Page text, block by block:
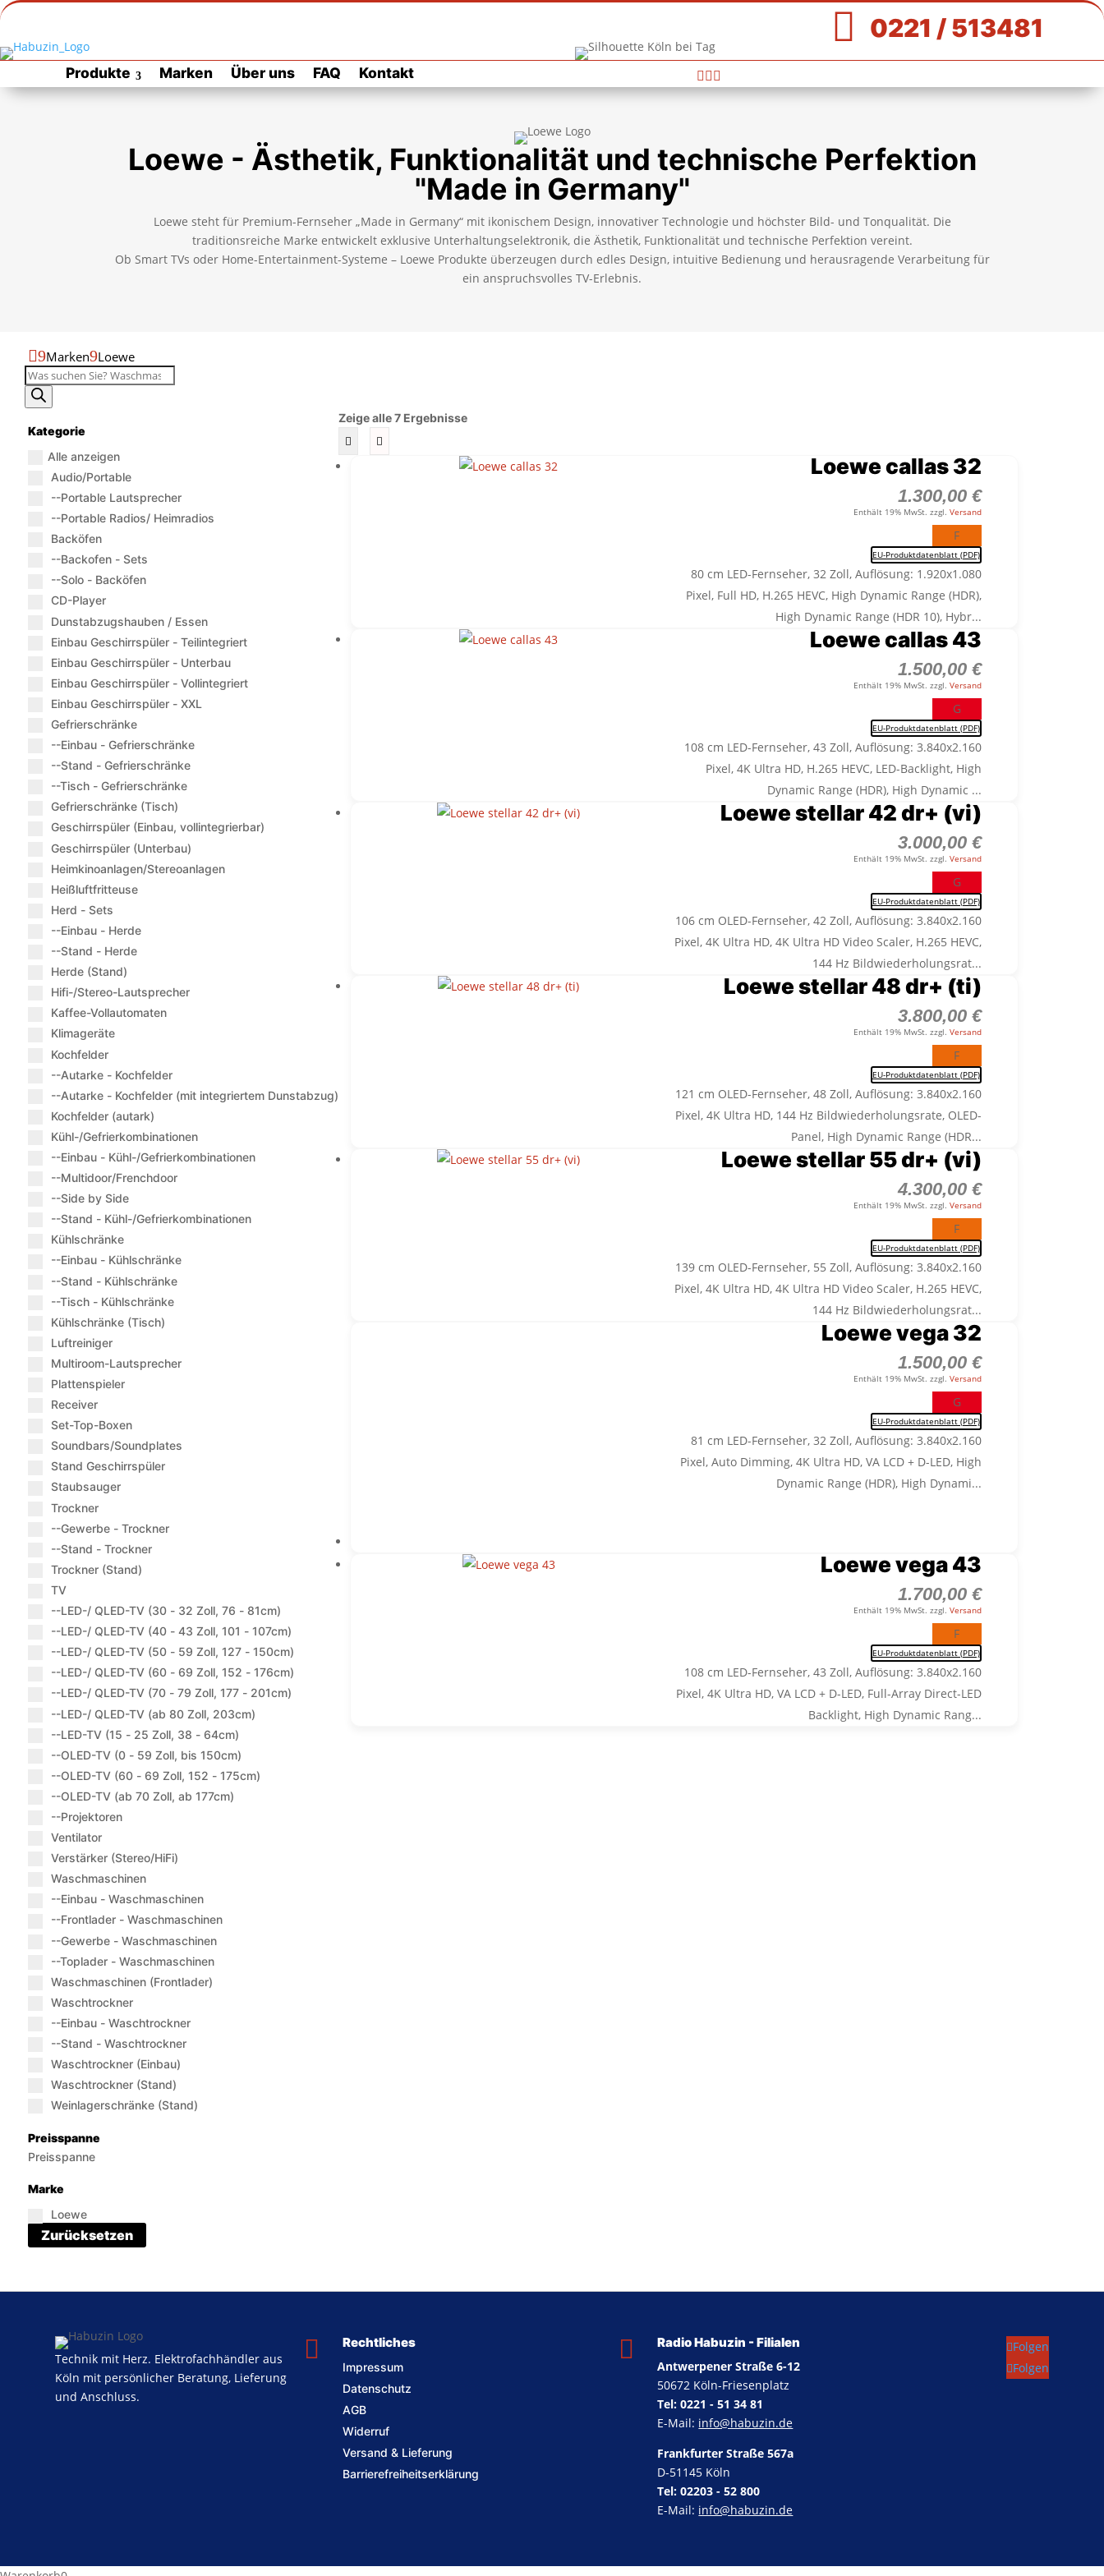
 0221 / 513481
Produkte Marken Über uns FAQ Kontakt   
Loewe - Ästhetik, Funktionalität und technische Perfektion
"Made in Germany"
Loewe steht für Premium-Fernseher „Made in Germany“ mit ikonischem Design, innovativer Technologie und höchster Bild- und Tonqualität. Die
traditionsreiche Marke entwickelt exklusive Unterhaltungselektronik, die Ästhetik, Funktionalität und technische Perfektion vereint.
Ob Smart TVs oder Home-Entertainment-Systeme – Loewe Produkte überzeugen durch edles Design, intuitive Bedienung und herausragende Verarbeitung für
ein anspruchsvolles TV-Erlebnis.
9Marken9Loewe
Produktsuche
Kategorie
Alle anzeigen
Audio/Portable
--Portable Lautsprecher
--Portable Radios/ Heimradios
Backöfen
--Backofen - Sets
--Solo - Backöfen
CD-Player
Dunstabzugshauben / Essen
Einbau Geschirrspüler - Teilintegriert
Einbau Geschirrspüler - Unterbau
Einbau Geschirrspüler - Vollintegriert
Einbau Geschirrspüler - XXL
Gefrierschränke
--Einbau - Gefrierschränke
--Stand - Gefrierschränke
--Tisch - Gefrierschränke
Gefrierschränke (Tisch)
Geschirrspüler (Einbau, vollintegrierbar)
Geschirrspüler (Unterbau)
Heimkinoanlagen/Stereoanlagen
Heißluftfritteuse
Herd - Sets
--Einbau - Herde
--Stand - Herde
Herde (Stand)
Hifi-/Stereo-Lautsprecher
Kaffee-Vollautomaten
Klimageräte
Kochfelder
--Autarke - Kochfelder
--Autarke - Kochfelder (mit integriertem Dunstabzug)
Kochfelder (autark)
Kühl-/Gefrierkombinationen
--Einbau - Kühl-/Gefrierkombinationen
--Multidoor/Frenchdoor
--Side by Side
--Stand - Kühl-/Gefrierkombinationen
Kühlschränke
--Einbau - Kühlschränke
--Stand - Kühlschränke
--Tisch - Kühlschränke
Kühlschränke (Tisch)
Luftreiniger
Multiroom-Lautsprecher
Plattenspieler
Receiver
Set-Top-Boxen
Soundbars/Soundplates
Stand Geschirrspüler
Staubsauger
Trockner
--Gewerbe - Trockner
--Stand - Trockner
Trockner (Stand)
TV
--LED-/ QLED-TV (30 - 32 Zoll, 76 - 81cm)
--LED-/ QLED-TV (40 - 43 Zoll, 101 - 107cm)
--LED-/ QLED-TV (50 - 59 Zoll, 127 - 150cm)
--LED-/ QLED-TV (60 - 69 Zoll, 152 - 176cm)
--LED-/ QLED-TV (70 - 79 Zoll, 177 - 201cm)
--LED-/ QLED-TV (ab 80 Zoll, 203cm)
--LED-TV (15 - 25 Zoll, 38 - 64cm)
--OLED-TV (0 - 59 Zoll, bis 150cm)
--OLED-TV (60 - 69 Zoll, 152 - 175cm)
--OLED-TV (ab 70 Zoll, ab 177cm)
--Projektoren
Ventilator
Verstärker (Stereo/HiFi)
Waschmaschinen
--Einbau - Waschmaschinen
--Frontlader - Waschmaschinen
--Gewerbe - Waschmaschinen
--Toplader - Waschmaschinen
Waschmaschinen (Frontlader)
Waschtrockner
--Einbau - Waschtrockner
--Stand - Waschtrockner
Waschtrockner (Einbau)
Waschtrockner (Stand)
Weinlagerschränke (Stand)
Preisspanne
Preisspanne
Marke
Loewe
Zurücksetzen
Zeige alle 7 Ergebnisse
Loewe callas 32
1.300,00 €
Enthält 19% MwSt. zzgl. Versand
F
EU-Produktdatenblatt (PDF)
80 cm LED-Fernseher, 32 Zoll, Auflösung: 1.920x1.080
Pixel, Full HD, H.265 HEVC, High Dynamic Range (HDR),
High Dynamic Range (HDR 10), Hybr...
Loewe callas 43
1.500,00 €
Enthält 19% MwSt. zzgl. Versand
G
EU-Produktdatenblatt (PDF)
108 cm LED-Fernseher, 43 Zoll, Auflösung: 3.840x2.160
Pixel, 4K Ultra HD, H.265 HEVC, LED-Backlight, High
Dynamic Range (HDR), High Dynamic ...
Loewe stellar 42 dr+ (vi)
3.000,00 €
Enthält 19% MwSt. zzgl. Versand
G
EU-Produktdatenblatt (PDF)
106 cm OLED-Fernseher, 42 Zoll, Auflösung: 3.840x2.160
Pixel, 4K Ultra HD, 4K Ultra HD Video Scaler, H.265 HEVC,
144 Hz Bildwiederholungsrat...
Loewe stellar 48 dr+ (ti)
3.800,00 €
Enthält 19% MwSt. zzgl. Versand
F
EU-Produktdatenblatt (PDF)
121 cm OLED-Fernseher, 48 Zoll, Auflösung: 3.840x2.160
Pixel, 4K Ultra HD, 144 Hz Bildwiederholungsrate, OLED-
Panel, High Dynamic Range (HDR...
Loewe stellar 55 dr+ (vi)
4.300,00 €
Enthält 19% MwSt. zzgl. Versand
F
EU-Produktdatenblatt (PDF)
139 cm OLED-Fernseher, 55 Zoll, Auflösung: 3.840x2.160
Pixel, 4K Ultra HD, 4K Ultra HD Video Scaler, H.265 HEVC,
144 Hz Bildwiederholungsrat...
Loewe vega 32
1.500,00 €
Enthält 19% MwSt. zzgl. Versand
G
EU-Produktdatenblatt (PDF)
81 cm LED-Fernseher, 32 Zoll, Auflösung: 3.840x2.160
Pixel, Auto Dimming, 4K Ultra HD, VA LCD + D-LED, High
Dynamic Range (HDR), High Dynami...
Loewe vega 43
1.700,00 €
Enthält 19% MwSt. zzgl. Versand
F
EU-Produktdatenblatt (PDF)
108 cm LED-Fernseher, 43 Zoll, Auflösung: 3.840x2.160
Pixel, 4K Ultra HD, VA LCD + D-LED, Full-Array Direct-LED
Backlight, High Dynamic Rang...
Technik mit Herz. Elektrofachhändler aus
Köln mit persönlicher Beratung, Lieferung
und Anschluss.
 Rechtliches
Impressum
Datenschutz
AGB
Widerruf
Versand & Lieferung
Barrierefreiheitserklärung

Radio Habuzin - Filialen
Antwerpener Straße 6-12
50672 Köln-Friesenplatz
Tel: 0221 - 51 34 81
E-Mail: info@habuzin.de
Frankfurter Straße 567a
D-51145 Köln
Tel: 02203 - 52 800
E-Mail: info@habuzin.de
Folgen
Folgen